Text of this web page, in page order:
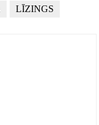
LĪZINGS